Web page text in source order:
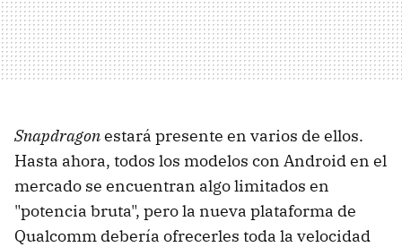
Snapdragonestará presente en varios de ellos.
Hasta ahora, todos los modelos con Android en el
mercado se encuentran algo limitados en
"potencia bruta", pero la nueva plataforma de
Qualcomm debería ofrecerles toda la velocidad